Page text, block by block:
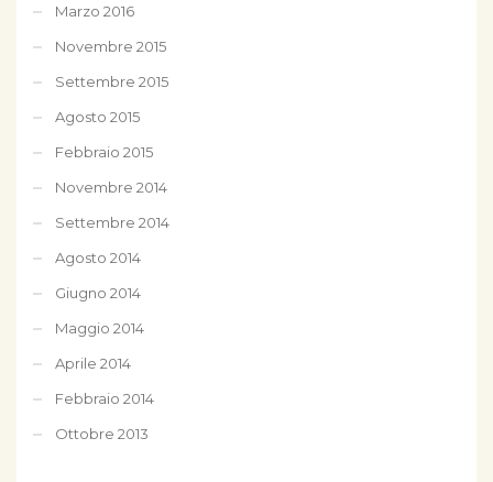
Marzo 2016
Novembre 2015
Settembre 2015
Agosto 2015
Febbraio 2015
Novembre 2014
Settembre 2014
Agosto 2014
Giugno 2014
Maggio 2014
Aprile 2014
Febbraio 2014
Ottobre 2013